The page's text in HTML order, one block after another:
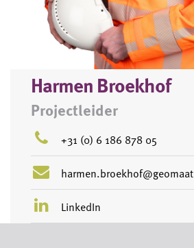
Harmen Broekhof
Projectleider
+31 (0) 6 186 878 05
LinkedIn